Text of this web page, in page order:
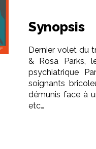
Synopsis
Dernier volet du
& Rosa Parks,
psychiatrique
soignants
démunis face à
etc…